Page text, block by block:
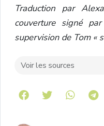
Traduction par
couverture signé
supervision de Tom «
Voir les sources